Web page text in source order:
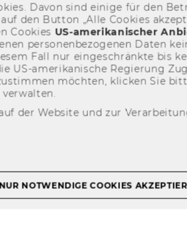
Davon sind ei­ni­ge für den
den But­ton „Alle Coo­kies
Coo­kies US-​amerikanischer
per­so­nen­be­zo­ge­nen Daten
Fall nur ein­ge­schränk­te bis
US-​amerikanische Re­gie­rung
möch­ten, kli­cken Sie
der Website und zur
NUR NOTWENDIGE COOKIES